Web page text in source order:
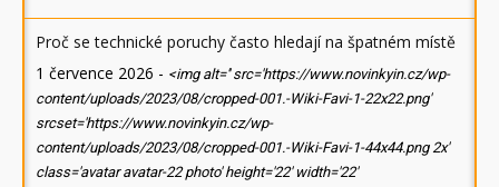
Proč se technické poruchy často hledají na špatném místě
1 července 2026 - <img alt='' src='https://www.novinkyin.cz/wp-
content/uploads/2023/08/cropped-001.-Wiki-Favi-1-22x22.png'
srcset='https://www.novinkyin.cz/wp-
content/uploads/2023/08/cropped-001.-Wiki-Favi-1-44x44.png 2x'
class='avatar avatar-22 photo' height='22' width='22'